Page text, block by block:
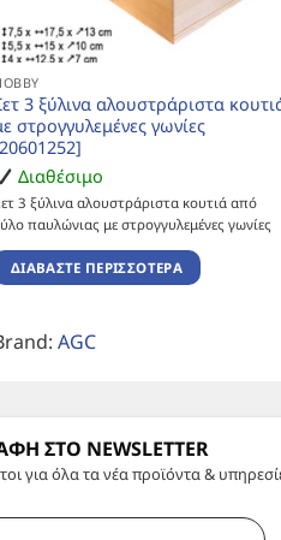
3 ξύλινα αλουστράριστα
στρογγυλεμένες γωνίες
Διαθέσιμο
3 ξύλινα αλουστράριστα κουτιά από
παυλώνιας με στρογγυλεμένες γωνίες
ΔΙΑΒΆΣΤΕ ΠΕΡΙΣΣΌΤΕΡΑ
AGC
ΣΤΟ NEWSLETTER
για όλα τα νέα προϊόντα &